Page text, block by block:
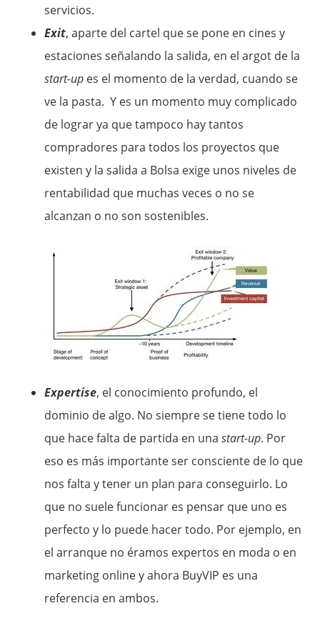
servicios.
Exit, aparte del cartel que se pone en cines y
estaciones señalando la salida, en el argot de la
start-up es el momento de la verdad, cuando se
ve la pasta. Y es un momento muy complicado
de lograr ya que tampoco hay tantos
compradores para todos los proyectos que
existen y la salida a Bolsa exige unos niveles de
rentabilidad que muchas veces o no se
alcanzan o no son sostenibles.
Expertise, el conocimiento profundo, el
dominio de algo. No siempre se tiene todo lo
que hace falta de partida en unastart-up. Por
eso es más importante ser consciente de lo que
nos falta y tener un plan para conseguirlo. Lo
que no suele funcionar es pensar que uno es
perfecto y lo puede hacer todo. Por ejemplo, en
el arranque no éramos expertos en moda o en
marketing online y ahora BuyVIP es una
referencia en ambos.